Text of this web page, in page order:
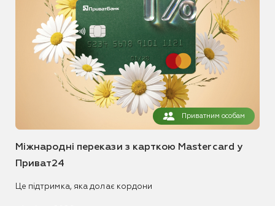
Приватним особам
Міжнародні перекази з карткою Mastercard у
Приват24
Це підтримка, яка долає кордони